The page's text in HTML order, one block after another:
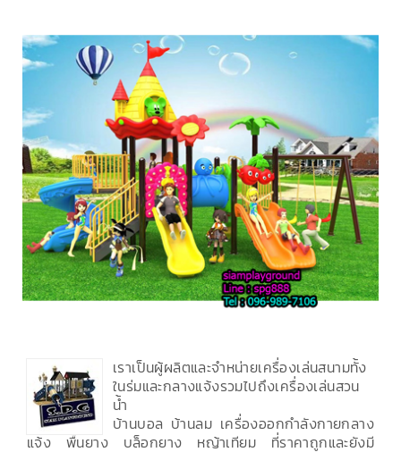
เราเป็นผู้ผลิตและจำหน่ายเครื่องเล่นสนามทั้ง
ในร่มและกลางแจ้งรวมไปถึงเครื่องเล่นสวน
น้ำ
บ้านบอล บ้านลม เครื่องออกกำลังกายกลาง
แจ้ง พื้นยาง บล็อกยาง หญ้าเทียม ที่ราคาถูกและยังมี